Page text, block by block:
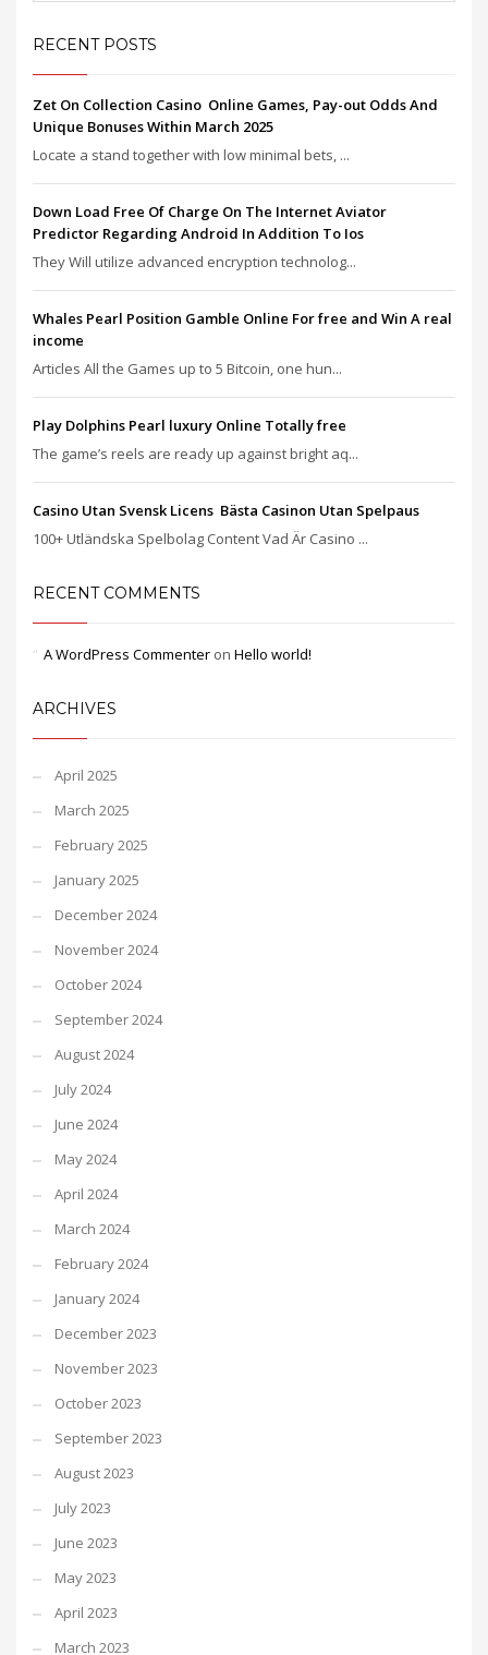
RECENT POSTS
Zet On Collection Casino ️ Online Games, Pay-out Odds And
Unique Bonuses Within March 2025
Locate a stand together with low minimal bets, ...
Down Load Free Of Charge On The Internet Aviator
Predictor Regarding Android In Addition To Ios
They Will utilize advanced encryption technolog...
Whales Pearl Position Gamble Online For free and Win A real
income
Articles All the Games up to 5 Bitcoin, one hun...
Play Dolphins Pearl luxury Online Totally free
The game’s reels are ready up against bright aq...
Casino Utan Svensk Licens ️ Bästa Casinon Utan Spelpaus
100+ Utländska Spelbolag Content Vad Är Casino ...
RECENT COMMENTS
A WordPress Commenter on Hello world!
ARCHIVES
April 2025
March 2025
February 2025
January 2025
December 2024
November 2024
October 2024
September 2024
August 2024
July 2024
June 2024
May 2024
April 2024
March 2024
February 2024
January 2024
December 2023
November 2023
October 2023
September 2023
August 2023
July 2023
June 2023
May 2023
April 2023
March 2023